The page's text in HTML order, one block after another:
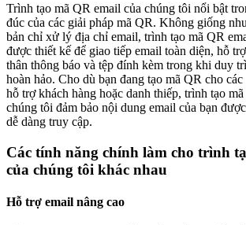
Trình tạo mã QR email của chúng tôi nổi bật
đúc của các giải pháp mã QR. Không giống
bản chỉ xử lý địa chỉ email, trình tạo mã QR
được thiết kế để giao tiếp email toàn diện, hỗ
thân thông báo và tệp đính kèm trong khi duy
hoàn hảo. Cho dù bạn đang tạo mã QR cho
hỗ trợ khách hàng hoặc danh thiếp, trình tạo
chúng tôi đảm bảo nội dung email của bạn
dễ dàng truy cập.
Các tính năng chính làm cho trình
của chúng tôi khác nhau
Hỗ trợ email nâng cao